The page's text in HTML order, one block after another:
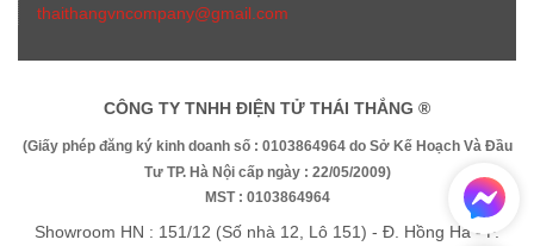
thaithangvncompany@gmail.com
CÔNG TY TNHH ĐIỆN TỬ THÁI THẮNG ®
(Giấy phép đăng ký kinh doanh số : 0103864964 do Sở Kế Hoạch Và Đầu
Tư TP. Hà Nội cấp ngày : 22/05/2009)
MST : 0103864964
Showroom HN : 151/12 (Số nhà 12, Lô 151) - Đ. Hồng Hà - P.